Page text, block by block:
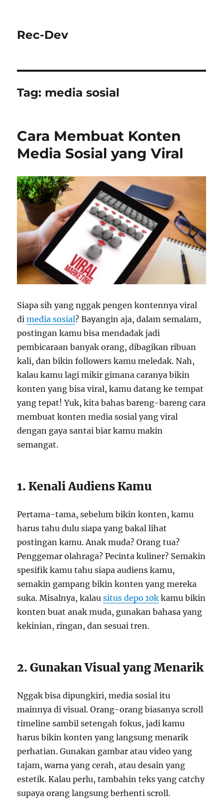
Rec-Dev
Tag: media sosial
Cara Membuat Konten
Media Sosial yang Viral
Siapa sih yang nggak pengen kontennya viral
dimedia sosial? Bayangin aja, dalam semalam,
postingan kamu bisa mendadak jadi
pembicaraan banyak orang, dibagikan ribuan
kali, dan bikin followers kamu meledak. Nah,
kalau kamu lagi mikir gimana caranya bikin
konten yang bisa viral, kamu datang ke tempat
yang tepat! Yuk, kita bahas bareng-bareng cara
membuat konten media sosial yang viral
dengan gaya santai biar kamu makin
semangat.
1. Kenali Audiens Kamu
Pertama-tama, sebelum bikin konten, kamu
harus tahu dulu siapa yang bakal lihat
postingan kamu. Anak muda? Orang tua?
Penggemar olahraga? Pecinta kuliner? Semakin
spesifik kamu tahu siapa audiens kamu,
semakin gampang bikin konten yang mereka
suka. Misalnya, kalausitus depo 10k kamu bikin
konten buat anak muda, gunakan bahasa yang
kekinian, ringan, dan sesuai tren.
2. Gunakan Visual yang Menarik
Nggak bisa dipungkiri, media sosial itu
mainnya di visual. Orang-orang biasanya scroll
timeline sambil setengah fokus, jadi kamu
harus bikin konten yang langsung menarik
perhatian. Gunakan gambar atau video yang
tajam, warna yang cerah, atau desain yang
estetik. Kalau perlu, tambahin teks yang catchy
supaya orang langsung berhenti scroll.